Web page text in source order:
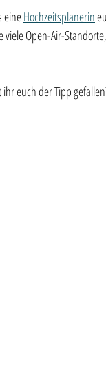
eine Hochzeitsplanerin
Open-Air-
euch der Tipp